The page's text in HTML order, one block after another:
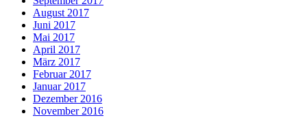
August 2017
Juni 2017
Mai 2017
April 2017
März 2017
Februar 2017
Januar 2017
Dezember 2016
November 2016